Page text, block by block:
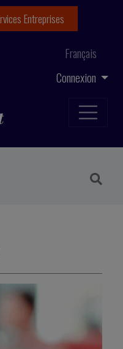
Connexion
Français
Entreprises